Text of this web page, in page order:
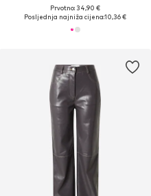
Prvotno: 34,90 €
Posljednja najniža cijena:10,36 €